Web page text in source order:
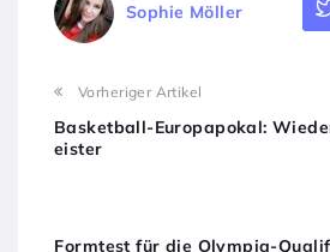
Sophie Möller
Vorheriger Artikel
Basketball-Europapokal:
eister
Formtest für die Olympia-